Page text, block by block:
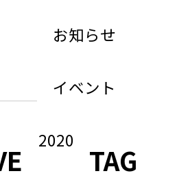
お知らせ
イベント
2020
TAG